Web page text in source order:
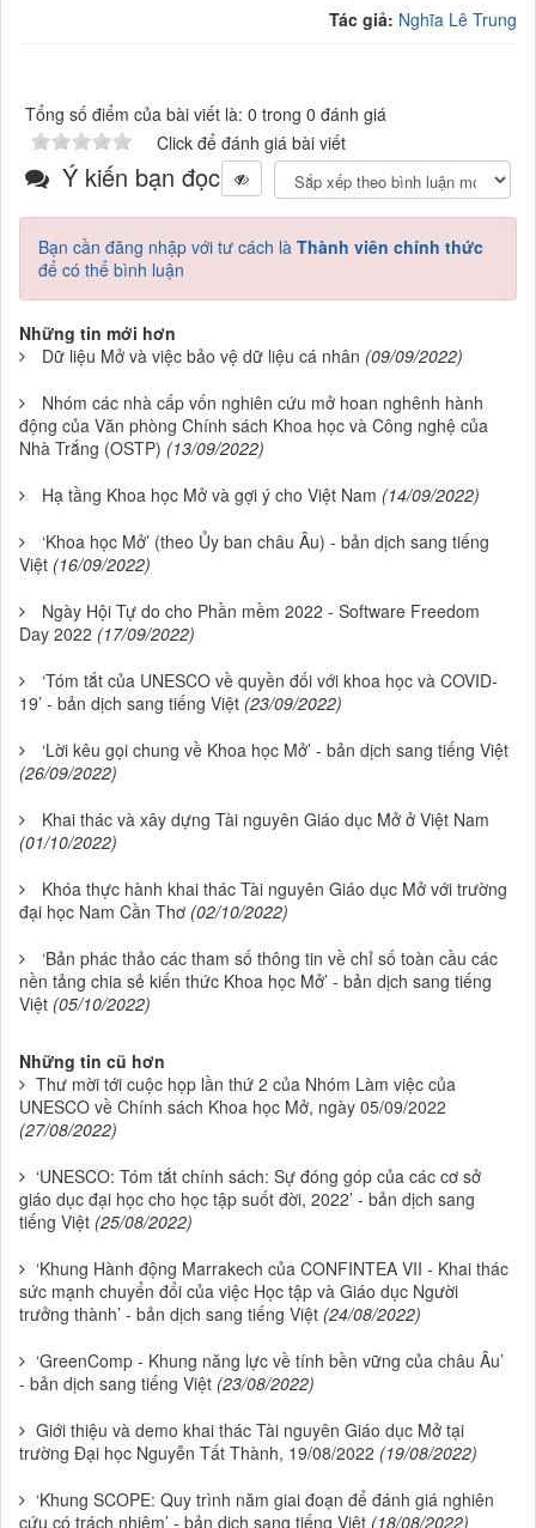
Tác giả: Nghĩa Lê Trung
Tổng số điểm của bài viết là: 0 trong 0 đánh giá
Click để đánh giá bài viết
Ý kiến bạn đọc
Bạn cần đăng nhập với tư cách là Thành viên chính thức
để có thể bình luận
Những tin mới hơn
Dữ liệu Mở và việc bảo vệ dữ liệu cá nhân (09/09/2022)
Nhóm các nhà cấp vốn nghiên cứu mở hoan nghênh hành
động của Văn phòng Chính sách Khoa học và Công nghệ của
Nhà Trắng (OSTP) (13/09/2022)
Hạ tầng Khoa học Mở và gợi ý cho Việt Nam (14/09/2022)
‘Khoa học Mở’ (theo Ủy ban châu Âu) - bản dịch sang tiếng
Việt (16/09/2022)
Ngày Hội Tự do cho Phần mềm 2022 - Software Freedom
Day 2022 (17/09/2022)
‘Tóm tắt của UNESCO về quyền đối với khoa học và COVID-
19’ - bản dịch sang tiếng Việt (23/09/2022)
‘Lời kêu gọi chung về Khoa học Mở’ - bản dịch sang tiếng Việt
(26/09/2022)
Khai thác và xây dựng Tài nguyên Giáo dục Mở ở Việt Nam
(01/10/2022)
Khóa thực hành khai thác Tài nguyên Giáo dục Mở với trường
đại học Nam Cần Thơ (02/10/2022)
‘Bản phác thảo các tham số thông tin về chỉ số toàn cầu các
nền tảng chia sẻ kiến thức Khoa học Mở’ - bản dịch sang tiếng
Việt (05/10/2022)
Những tin cũ hơn
Thư mời tới cuộc họp lần thứ 2 của Nhóm Làm việc của
UNESCO về Chính sách Khoa học Mở, ngày 05/09/2022
(27/08/2022)
‘UNESCO: Tóm tắt chính sách: Sự đóng góp của các cơ sở
giáo dục đại học cho học tập suốt đời, 2022’ - bản dịch sang
tiếng Việt (25/08/2022)
‘Khung Hành động Marrakech của CONFINTEA VII - Khai thác
sức mạnh chuyển đổi của việc Học tập và Giáo dục Người
trưởng thành’ - bản dịch sang tiếng Việt (24/08/2022)
‘GreenComp - Khung năng lực về tính bền vững của châu Âu’
- bản dịch sang tiếng Việt (23/08/2022)
Giới thiệu và demo khai thác Tài nguyên Giáo dục Mở tại
trường Đại học Nguyễn Tất Thành, 19/08/2022 (19/08/2022)
‘Khung SCOPE: Quy trình năm giai đoạn để đánh giá nghiên
cứu có trách nhiệm’ - bản dịch sang tiếng Việt (18/08/2022)